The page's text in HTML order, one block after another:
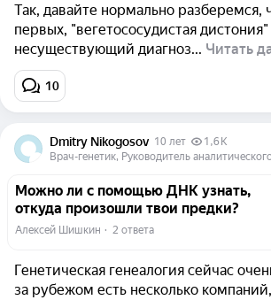
Так, давайте нормально разберемся,
первых, "вегетососудистая дистония"
несуществующий диагноз... Читать
10
Dmitry Nikogosov 10 лет
1,6 K
Можно ли с помощью ДНК узнать,
откуда произошли твои предки?
Алексей Шишкин · 2 ответа
Генетическая генеалогия сейчас
за рубежом есть несколько